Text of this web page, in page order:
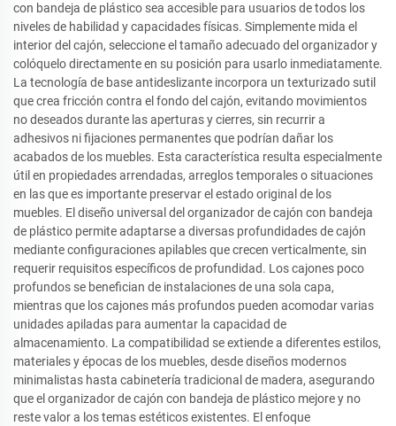
con bandeja de plástico sea accesible para usuarios de todos los
niveles de habilidad y capacidades físicas. Simplemente mida el
interior del cajón, seleccione el tamaño adecuado del organizador y
colóquelo directamente en su posición para usarlo inmediatamente.
La tecnología de base antideslizante incorpora un texturizado sutil
que crea fricción contra el fondo del cajón, evitando movimientos
no deseados durante las aperturas y cierres, sin recurrir a
adhesivos ni fijaciones permanentes que podrían dañar los
acabados de los muebles. Esta característica resulta especialmente
útil en propiedades arrendadas, arreglos temporales o situaciones
en las que es importante preservar el estado original de los
muebles. El diseño universal del organizador de cajón con bandeja
de plástico permite adaptarse a diversas profundidades de cajón
mediante configuraciones apilables que crecen verticalmente, sin
requerir requisitos específicos de profundidad. Los cajones poco
profundos se benefician de instalaciones de una sola capa,
mientras que los cajones más profundos pueden acomodar varias
unidades apiladas para aumentar la capacidad de
almacenamiento. La compatibilidad se extiende a diferentes estilos,
materiales y épocas de los muebles, desde diseños modernos
minimalistas hasta cabinetería tradicional de madera, asegurando
que el organizador de cajón con bandeja de plástico mejore y no
reste valor a los temas estéticos existentes. El enfoque